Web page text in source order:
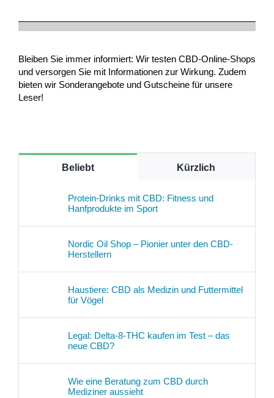
Bleiben Sie immer informiert: Wir testen CBD-Online-Shops
und versorgen Sie mit Informationen zur Wirkung. Zudem
bieten wir Sonderangebote und Gutscheine für unsere
Leser!
Beliebt Kürzlich
Protein-Drinks mit CBD: Fitness und
Hanfprodukte im Sport
Nordic Oil Shop – Pionier unter den CBD-
Herstellern
Haustiere: CBD als Medizin und Futtermittel
für Vögel
Legal: Delta-8-THC kaufen im Test – das
neue CBD?
Wie eine Beratung zum CBD durch
Mediziner aussieht